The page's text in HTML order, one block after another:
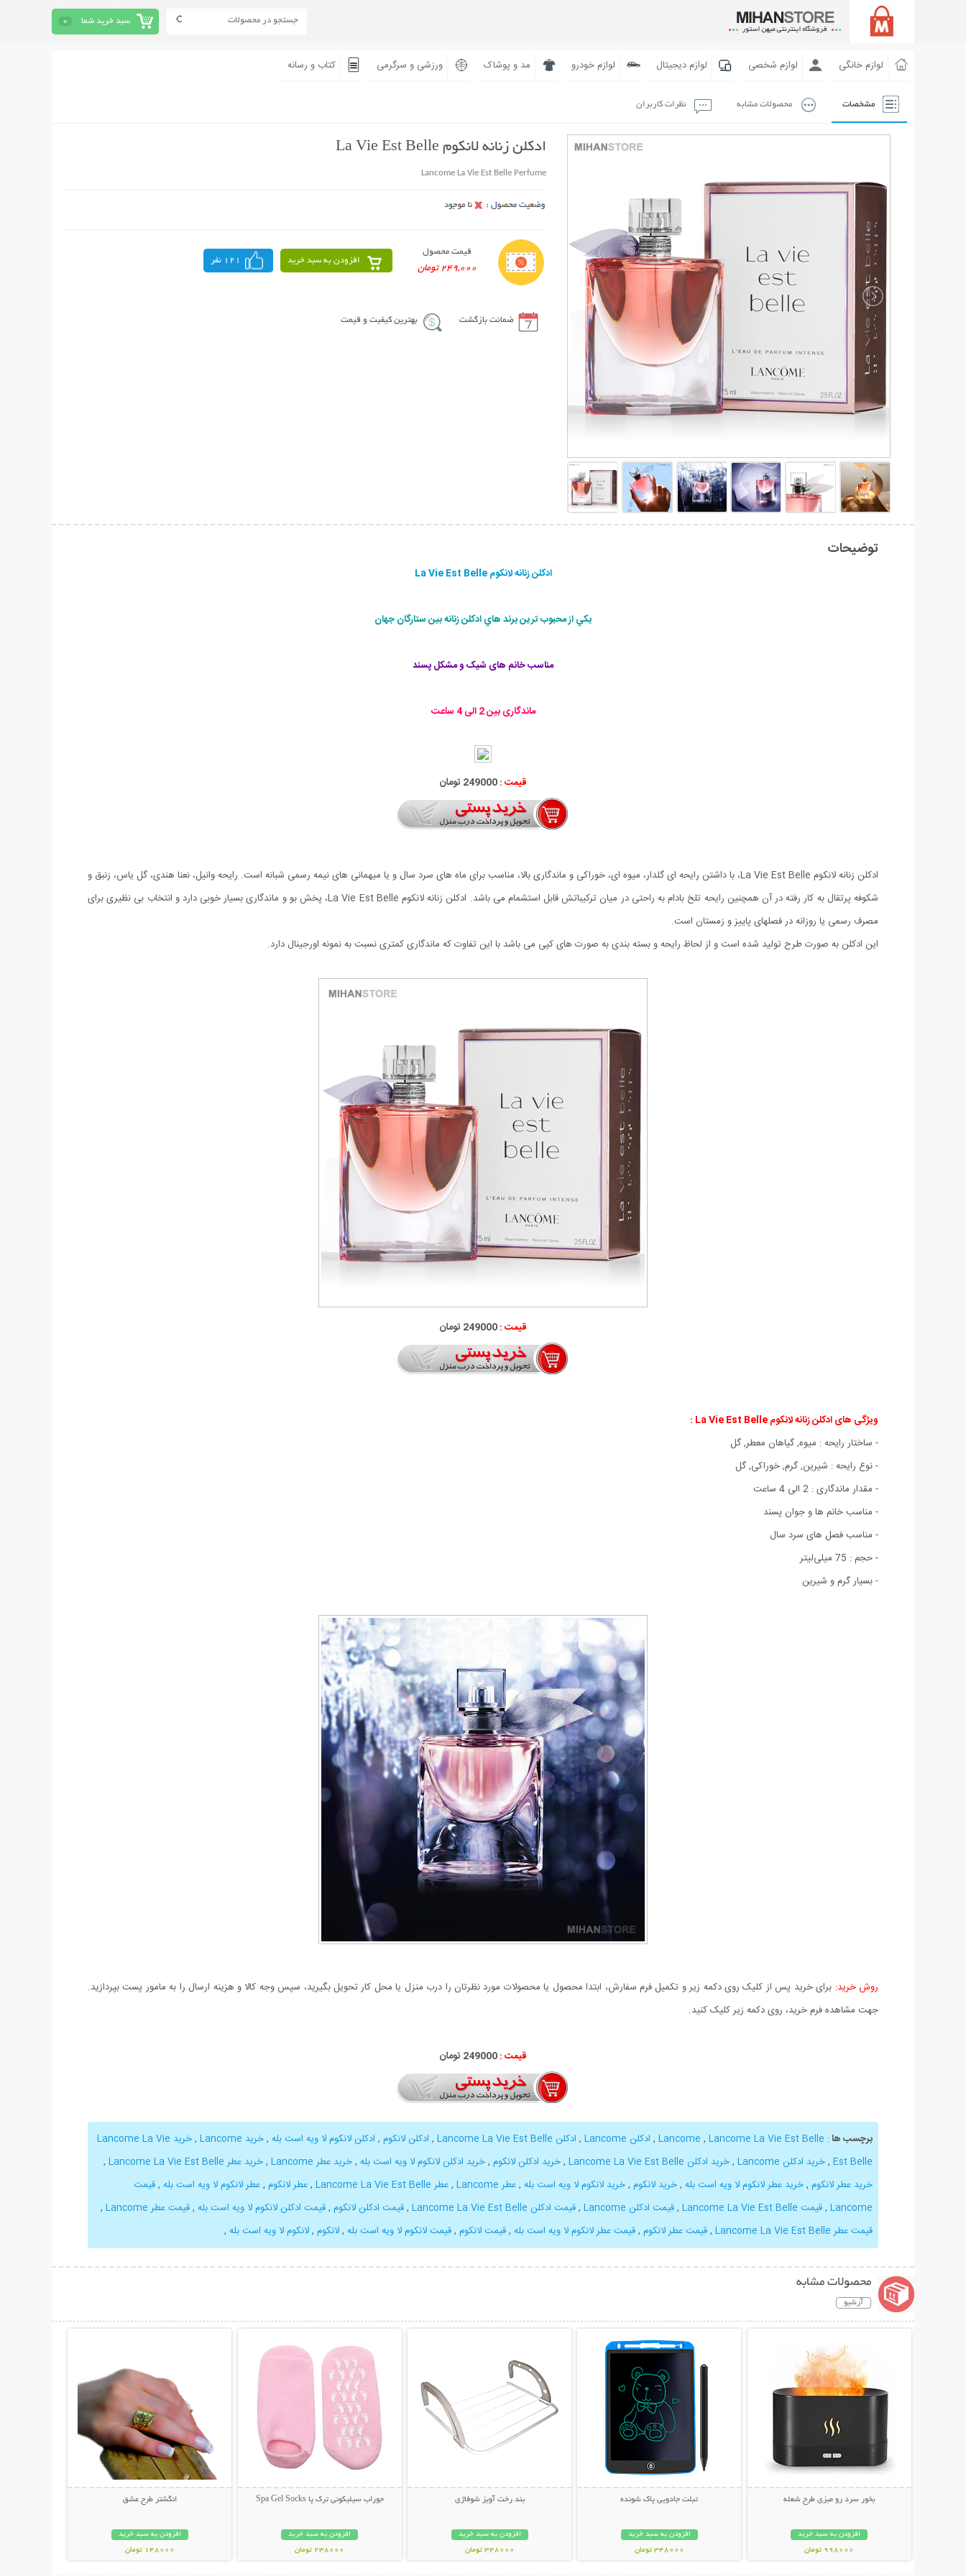
سبد خرید شما 0
لوازم خانگی لوازم شخصی لوازم دیجیتال لوازم خودرو مد و پوشاک ورزشی و سرگرمی کتاب و رسانه
مشخصات محصولات مشابه نظرات کاربران
ادکلن زنانه لانکوم La Vie Est Belle
Lancome La Vie Est Belle Perfume
قیمت محصول
249,000 تومان
افزودن به سبد خرید 121 نفر
ضمانت بازگشت بهترین کیفیت و قیمت
توضیحات
ادکلن زنانه لانکوم La Vie Est Belle
يكي از محبوب ترين برند هاي ادكلن زنانه بين ستارگان جهان
مناسبخانم های شیک و مشکل پسند
ماندگاری بین 2 الی 4 ساعت
قیمت :249000 تومان
ادکلن زنانه لانکوم La Vie Est Belle، با داشتن رایحه ای گلدار، میوه ای، خوراکی و ماندگاری بالا، مناسب برای ماه های سرد سال و یا میهمانی های نیمه رسمی شبانه است. رایحه وانیل، نعنا هندی، گل یاس، زنبق و
شکوفه پرتقال به کار رفته در آن همچنین رایحه تلخ بادام به راحتی در میان ترکیباتش قابل استشمام می باشد. ادکلن زنانه لانکوم La Vie Est Belle، پخش بو و ماندگاری بسیار خوبی دارد و انتخاب بی نظیری برای
مصرف رسمی یا روزانه در فصلهای پاییز و زمستان است.
این ادکلن به صورت طرح تولید شده است و از لحاظ رایحه و بسته بندی به صورت های کپی می باشد با این تفاوت که ماندگاری کمتری نسبت به نمونه اورجینال دارد.
قیمت :249000 تومان
ویژگی های ادکلن زنانه لانکوم La Vie Est Belle :
- ساختار رایحه : میوه, گیاهان معطر, گل
- نوع رایحه : شیرین, گرم, خوراکی, گل
- مقدار ماندگاری : 2 الی 4 ساعت
- مناسب خانم ها و جوان پسند
- مناسب فصل های سرد سال
- حجم : 75 میلی‌لیتر
- بسیار گرم و شیرین
روش خرید: برای خرید پس از کلیک روی دکمه زیر و تکمیل فرم سفارش، ابتدا محصول یا محصولات مورد نظرتان را درب منزل یا محل کار تحویل بگیرید، سپس وجه کالا و هزینه ارسال را به مامور پست بپردازید.
جهت مشاهده فرم خرید، روی دکمه زیر کلیک کنید.
قیمت : 249000 تومان
برچسب ها:
, Lancome La Vie Est Belle
, ادکلن Lancome , ادکلن Lancome La Vie Est Belle , ادکلن لانکوم , ادکلن لانکوم لا ویه است بله ,خرید Lancome ,
خرید Lancome La Vie
Est Belle
,خرید ادکلن Lancome ,خرید ادکلن Lancome La Vie Est Belle ,خرید ادکلن لانکوم ,خرید ادکلن لانکوم لا ویه است بله ,خرید عطر Lancome ,خرید عطر Lancome La Vie Est Belle
,
خرید عطر لانکوم ,خرید عطر لانکوم لا ویه است بله ,خرید لانکوم ,خرید لانکوم لا ویه است بله ,عطر Lancome ,عطر Lancome La Vie Est Belle ,عطر لانکوم ,عطر لانکوم لا ویه است بله ,قیمت
Lancome
,قیمت Lancome La Vie Est Belle ,قیمت ادکلن Lancome ,قیمت ادکلن Lancome La Vie Est Belle ,قیمت ادکلن لانکوم ,قیمت ادکلن لانکوم لا ویه است بله ,قیمت عطر Lancome
,
قیمت عطر Lancome La Vie Est Belle
,قیمت عطر لانکوم ,قیمت عطر لانکوم لا ویه است بله ,قیمت لانکوم ,قیمت لانکوم لا ویه است بله ,لانکوم ,لانکوم لا ویه است بله ,
محصولات مشابه
آرشیو
بخور سرد رو میزی طرح شعله
افزودن به سبد خرید
998000 تومان
تبلت جادویی پاک شونده
افزودن به سبد خرید
348000 تومان
بند رخت آویز شوفاژی
افزودن به سبد خرید
348000 تومان
جوراب سیلیکونی ترک پا Spa Gel Socks
افزودن به سبد خرید
238000 تومان
انگشتر طرح عشق
افزودن به سبد خرید
148000 تومان